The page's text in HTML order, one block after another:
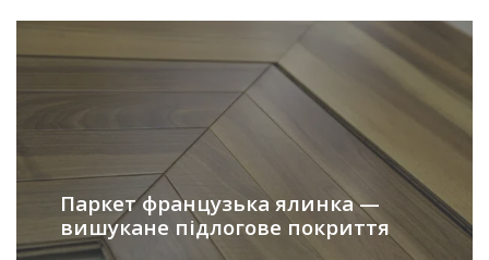
Паркет французька ялинка —
вишукане підлогове покриття